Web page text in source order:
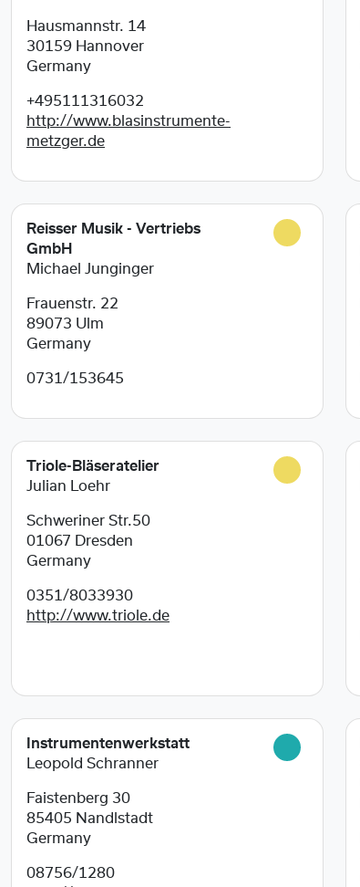
Hausmannstr. 14
30159 Hannover
Germany
+495111316032
http://www.blasinstrumente-
metzger.de
Reisser Musik - Vertriebs
GmbH
Michael Junginger
Frauenstr. 22
89073 Ulm
Germany
0731/153645
Triole-Bläseratelier
Julian Loehr
Schweriner Str.50
01067
Dresden
Germany
0351/8033930
http://www.triole.de
Instrumentenwerkstatt
Leopold Schranner
Faistenberg 30
85405 Nandlstadt
Germany
08756/1280